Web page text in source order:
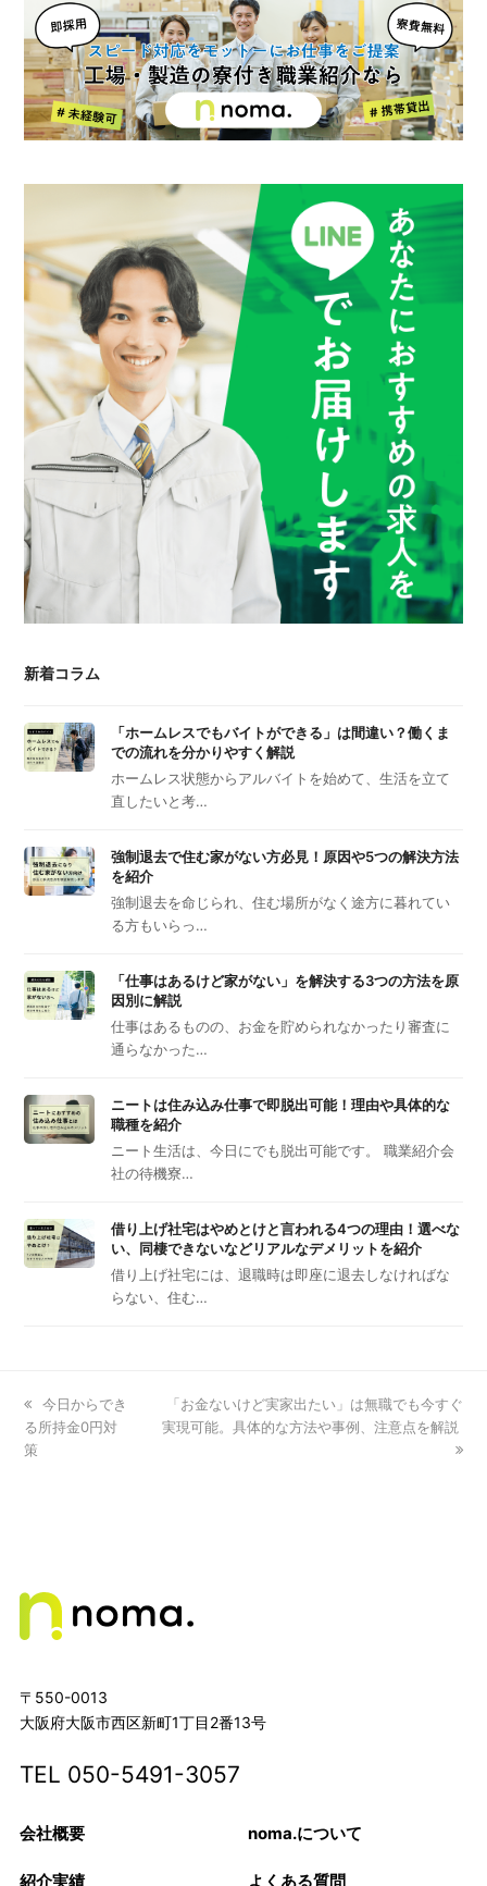
新着コラム
「ホームレスでもバイトができる」は間違い？働くま
での流れを分かりやすく解説
ホームレス状態からアルバイトを始めて、生活を立て
直したいと考…
強制退去で住む家がない方必見！原因や5つの解決方法
を紹介
強制退去を命じられ、住む場所がなく途方に暮れてい
る方もいらっ…
「仕事はあるけど家がない」を解決する3つの方法を原
因別に解説
仕事はあるものの、お金を貯められなかったり審査に
通らなかった…
ニートは住み込み仕事で即脱出可能！理由や具体的な
職種を紹介
ニート生活は、今日にでも脱出可能です。 職業紹介会
社の待機寮…
借り上げ社宅はやめとけと言われる4つの理由！選べな
い、同棲できないなどリアルなデメリットを紹介
借り上げ社宅には、退職時は即座に退去しなければな
らない、住む…
previous
post:
今日からでき
る所持金0円対
策
next
post:
「お金ないけど実家出たい」は無職でも今すぐ
実現可能。具体的な方法や事例、注意点を解説
〒550-0013
大阪府大阪市西区新町1丁目2番13号
TEL 050-5491-3057
会社概要 noma.について
紹介実績 よくある質問